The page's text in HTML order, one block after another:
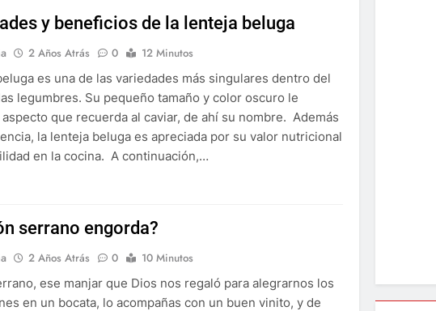
y beneficios de la lenteja beluga
2 Años Atrás 0
12 Minutos
es una de las variedades más singulares dentro del
legumbres. Su pequeño tamaño y color oscuro le
que recuerda al caviar, de ahí su nombre. Además
la lenteja beluga es apreciada por su valor nutricional
en la cocina. A continuación,…
serrano engorda?
2 Años Atrás 0
10 Minutos
ese manjar que Dios nos regaló para alegrarnos los
en un bocata, lo acompañas con un buen vinito, y de